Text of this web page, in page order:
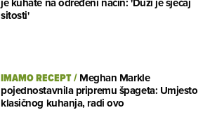
sitosti'
IMAMO RECEPT/Meghan Markle
pojednostavnila pripremu špageta: Umjesto
klasičnog kuhanja, radi ovo